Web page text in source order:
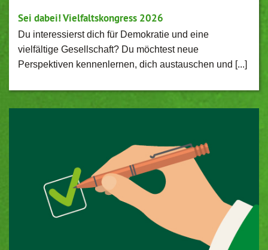
Sei dabei! Vielfaltskongress 2026
Du interessierst dich für Demokratie und eine
vielfältige Gesellschaft? Du möchtest neue
Perspektiven kennenlernen, dich austauschen und [...]